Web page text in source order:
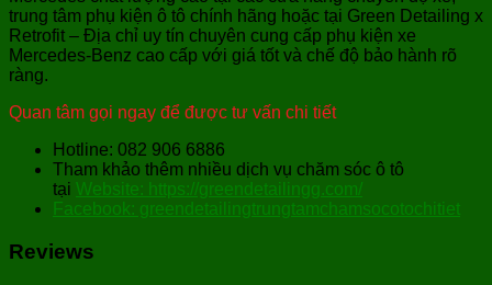
trung tâm phụ kiện ô tô chính hãng hoặc tại Green Detailing x
Retrofit – Địa chỉ uy tín chuyên cung cấp phụ kiện xe
Mercedes-Benz cao cấp với giá tốt và chế độ bảo hành rõ
ràng.
Quan tâm gọi ngay để được tư vấn chi tiết
Hotline: 082 906 6886
Tham khảo thêm nhiều dịch vụ chăm sóc ô tô
tại Website: https://greendetailingg.com/
Facebook: greendetailingtrungtamchamsocotochitiet
Reviews